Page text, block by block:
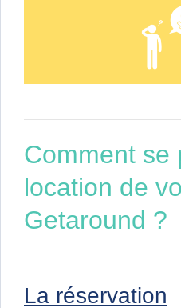
Comment se
location de
Getaround ?
La réservation